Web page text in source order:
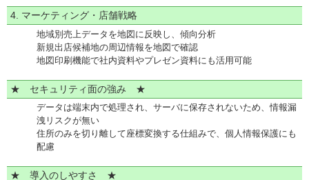
4. マーケティング・店舗戦略
地域別売上データを地図に反映し、傾向分析
新規出店候補地の周辺情報を地図で確認
地図印刷機能で社内資料やプレゼン資料にも活用可能
★ セキュリティ面の強み ★
データは端末内で処理され、サーバに保存されないため、情報漏
洩リスクが無い
住所のみを切り離して座標変換する仕組みで、個人情報保護にも
配慮
★ 導入のしやすさ ★